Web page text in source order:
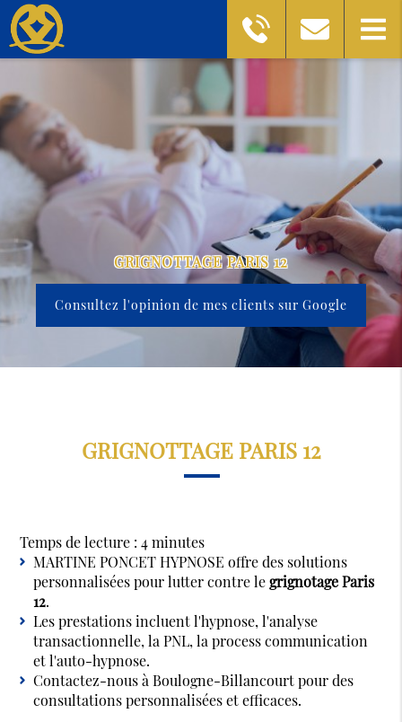
GRIGNOTTAGE PARIS 12
Consultez l'opinion de mes clients sur Google
GRIGNOTTAGE PARIS 12
Temps de lecture : 4 minutes
MARTINE PONCET HYPNOSE offre des solutions
personnalisées pour lutter contre legrignotage Paris
12.
Les prestations incluent l'hypnose, l'analyse
transactionnelle, la PNL, la process communication
et l'auto-hypnose.
Contactez-nous à Boulogne-Billancourt pour des
consultations personnalisées et efficaces.